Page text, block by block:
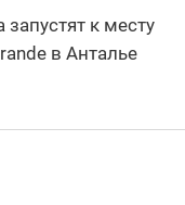
к месту
в Анталье